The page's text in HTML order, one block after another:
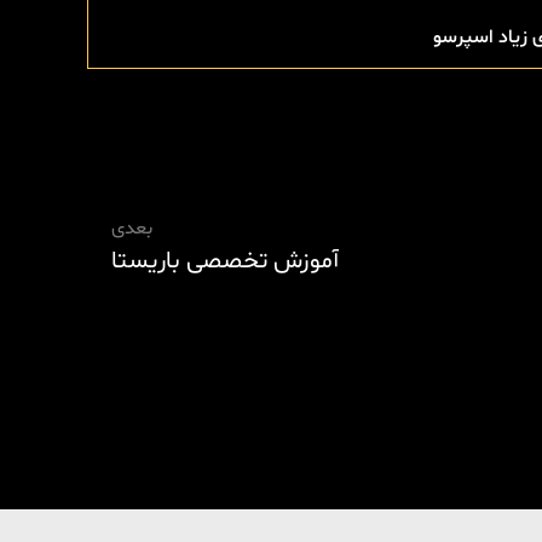
زیاد اسپرسو
بعدی
آموزش تخصصی باریستا